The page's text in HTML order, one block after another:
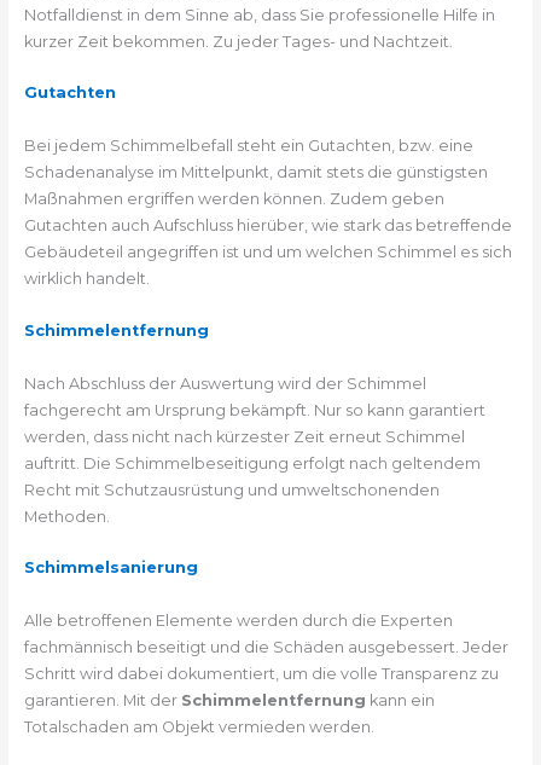
Notfalldienst in dem Sinne ab, dass Sie professionelle Hilfe in
kurzer Zeit bekommen. Zu jeder Tages- und Nachtzeit.
Gutachten
Bei jedem Schimmelbefall steht ein Gutachten, bzw. eine
Schadenanalyse im Mittelpunkt, damit stets die günstigsten
Maßnahmen ergriffen werden können. Zudem geben
Gutachten auch Aufschluss hierüber, wie stark das betreffende
Gebäudeteil angegriffen ist und um welchen Schimmel es sich
wirklich handelt.
Schimmelentfernung
Nach Abschluss der Auswertung wird der Schimmel
fachgerecht am Ursprung bekämpft. Nur so kann garantiert
werden, dass nicht nach kürzester Zeit erneut Schimmel
auftritt. Die Schimmelbeseitigung erfolgt nach geltendem
Recht mit Schutzausrüstung und umweltschonenden
Methoden.
Schimmelsanierung
Alle betroffenen Elemente werden durch die Experten
fachmännisch beseitigt und die Schäden ausgebessert. Jeder
Schritt wird dabei dokumentiert, um die volle Transparenz zu
garantieren. Mit der Schimmelentfernung kann ein
Totalschaden am Objekt vermieden werden.